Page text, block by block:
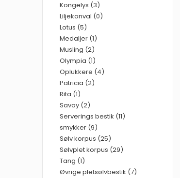
Kongelys (3)
Liljekonval (0)
Lotus (5)
Medaljer (1)
Musling (2)
Olympia (1)
Oplukkere (4)
Patricia (2)
Rita (1)
Savoy (2)
Serverings bestik (11)
smykker (9)
Sølv korpus (25)
Sølvplet korpus (29)
Tang (1)
Øvrige pletsølvbestik (7)